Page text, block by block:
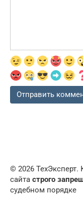
© 2026
сайта строго
судебном порядке